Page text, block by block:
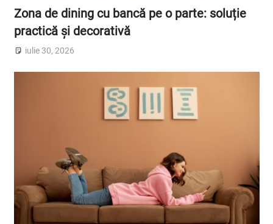
Zona de dining cu bancă pe o parte: soluție
practică și decorativă
iulie 30, 2026